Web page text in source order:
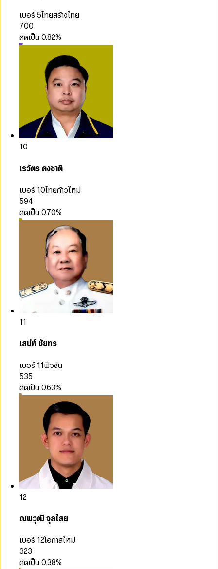
เบอร์ 5ไทยสร้างไทย
700
คิดเป็น0.82%
10
เรวัตร คงชาติ
เบอร์ 10ไทยก้าวใหม่
594
คิดเป็น0.70%
11
เสน่ห์ ชัยทร
เบอร์ 11ฟิวชัน
535
คิดเป็น0.63%
12
ณพวุฒิ จุลไสย
เบอร์ 12โอกาสใหม่
323
คิดเป็น0.38%